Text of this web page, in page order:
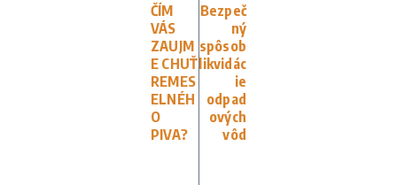
ČÍM
VÁS
ZAUJM
E CHUŤ
REMES
ELNÉH
O
PIVA?
Bezpeč
ný
spôsob
likvidác
ie
odpad
ových
vôd